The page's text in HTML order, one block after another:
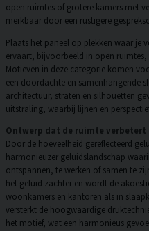
open ruimtes of grotere kamers met
merkbaar door een rustigere
Plaats het paneel op plekken waar je
ervaart, bijvoorbeeld in open
Motieven in deze categorie komen
een doordachte en samenhangende
architectuur, straten en silhouetten
uitstraling, waarbij lijnen en
Ontwerp dat de ruimte verbetert
Door de hoeveelheid gereflecteerd
harmonieuzer geluidslandschap
ontspannen, te werken of samen te
het geluid zachter en wordt de
woonkamers en kantoren als in
versterkt de hoogwaardige
het motief, wat een harmonieus